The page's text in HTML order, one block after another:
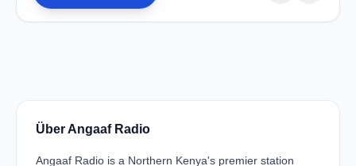
Über Angaaf Radio
Angaaf Radio is a Northern Kenya's premier station